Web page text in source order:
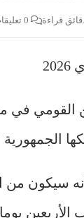
القومي
الجمهورية
سيكون من